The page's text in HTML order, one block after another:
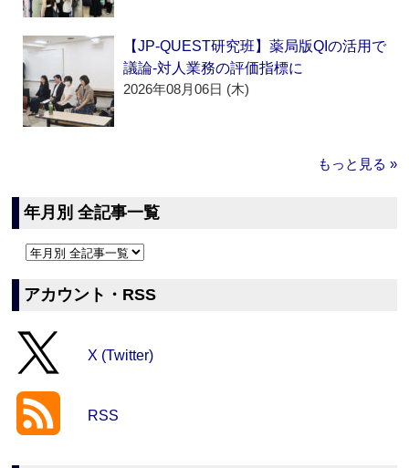
【JP-QUEST研究班】薬局版QIの活用で
議論‐対人業務の評価指標に
2026年08月06日 (木)
もっと見る »
年月別 全記事一覧
アカウント・RSS
X (Twitter)
RSS